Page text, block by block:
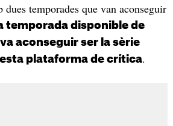
temporades que van aconseguir
temporada disponible de
aconseguir ser la sèrie
plataforma de crítica.